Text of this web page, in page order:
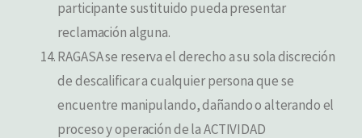
participante sustituido pueda presentar
reclamación alguna.
RAGASA se reserva el derecho a su sola discreción
de descalificar a cualquier persona que se
encuentre manipulando, dañando o alterando el
proceso y operación de la ACTIVIDAD